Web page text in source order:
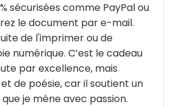
sécurisées comme PayPal ou
le document par e-mail.
de l'imprimer ou de
numérique. C’est le cadeau
par excellence, mais
de poésie, car il soutient un
je mène avec passion.